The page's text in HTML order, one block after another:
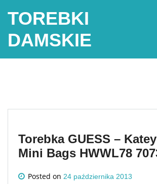
TOREBKI
DAMSKIE
Torebka GUESS –
Mini Bags HWWL78
Posted on 24 października 2013